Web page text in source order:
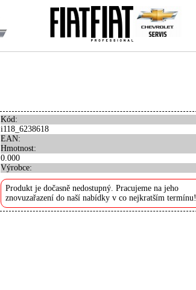
Kód:
i118_6238618
EAN:
Hmotnost:
0.000
Výrobce:
Produkt je dočasně nedostupný. Pracujeme na jeho
znovuzařazení do naší nabídky v co nejkratším termínu!